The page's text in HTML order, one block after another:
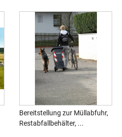
Bereitstellung zur Müllabfuhr,
Restabfallbehälter, ...